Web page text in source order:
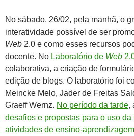
No sábado, 26/02, pela manhã, o
interatividade possível de ser
Web 2.0 e como esses recursos
docente. No Laboratório de Web
colaborativa, a criação de
edição de blogs. O laboratório foi
Meincke Melo, Jader de Freitas
Graeff Wernz. No período da tarde,
desafios e propostas para o uso da
atividades de ensino-